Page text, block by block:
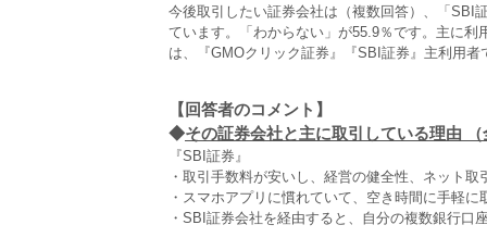
今後取引したい証券会社は（複数回答）、「SBI
ています。「わからない」が55.9％です。主に
は、『GMOクリック証券』『SBI証券』主利用者
【回答者のコメント】
◆その証券会社と主に取引している理由 （
『SBI証券』
・取引手数料が安いし、経営の健全性、ネット
・スマホアプリに慣れていて、空き時間に手軽
・SBI証券会社を経由すると、自分の複数銀行口